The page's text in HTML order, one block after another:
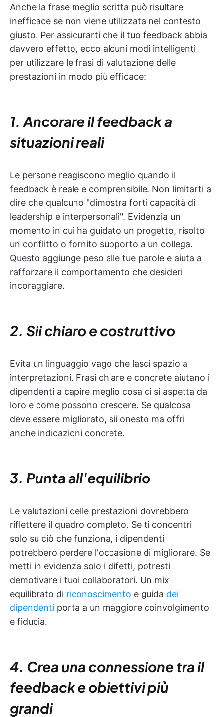
Anche la frase meglio scritta può risultare
inefficace se non viene utilizzata nel contesto
giusto. Per assicurarti che il tuo feedback abbia
davvero effetto, ecco alcuni modi intelligenti
per utilizzare le frasi di valutazione delle
prestazioni in modo più efficace:
1. Ancorare il feedback a
situazioni reali
Le persone reagiscono meglio quando il
feedback è reale e comprensibile. Non limitarti a
dire che qualcuno "dimostra forti capacità di
leadership e interpersonali". Evidenzia un
momento in cui ha guidato un progetto, risolto
un conflitto o fornito supporto a un collega.
Questo aggiunge peso alle tue parole e aiuta a
rafforzare il comportamento che desideri
incoraggiare.
2. Sii chiaro e costruttivo
Evita un linguaggio vago che lasci spazio a
interpretazioni. Frasi chiare e concrete aiutano i
dipendenti a capire meglio cosa ci si aspetta da
loro e come possono crescere. Se qualcosa
deve essere migliorato, sii onesto ma offri
anche indicazioni concrete.
3. Punta all'equilibrio
Le valutazioni delle prestazioni dovrebbero
riflettere il quadro completo. Se ti concentri
solo su ciò che funziona, i dipendenti
potrebbero perdere l'occasione di migliorare. Se
metti in evidenza solo i difetti, potresti
demotivare i tuoi collaboratori. Un mix
equilibrato di riconoscimento e guida dei
dipendenti porta a un maggiore coinvolgimento
e fiducia.
4. Crea una connessione tra il
feedback e obiettivi più
grandi